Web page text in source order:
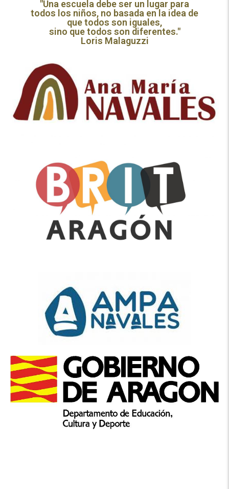
"Una escuela debe ser un lugar para
todos los niños, no basada en la idea de
que todos son iguales,
sino que todos son diferentes."
Loris Malaguzzi